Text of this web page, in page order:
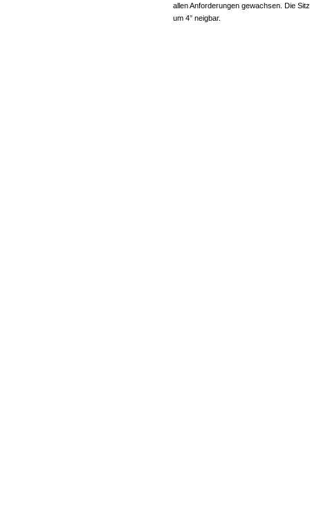
allen Anforderungen gewachsen. Die
um 4° neigbar.